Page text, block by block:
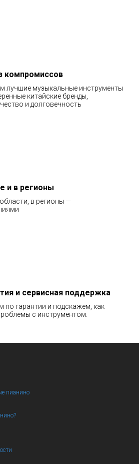
компромиссов
лучшие музыкальные инструменты
китайские бренды,
и долговечность
и в регионы
в регионы —
и сервисная поддержка
гарантии и подскажем, как
с инструментом.
пианино